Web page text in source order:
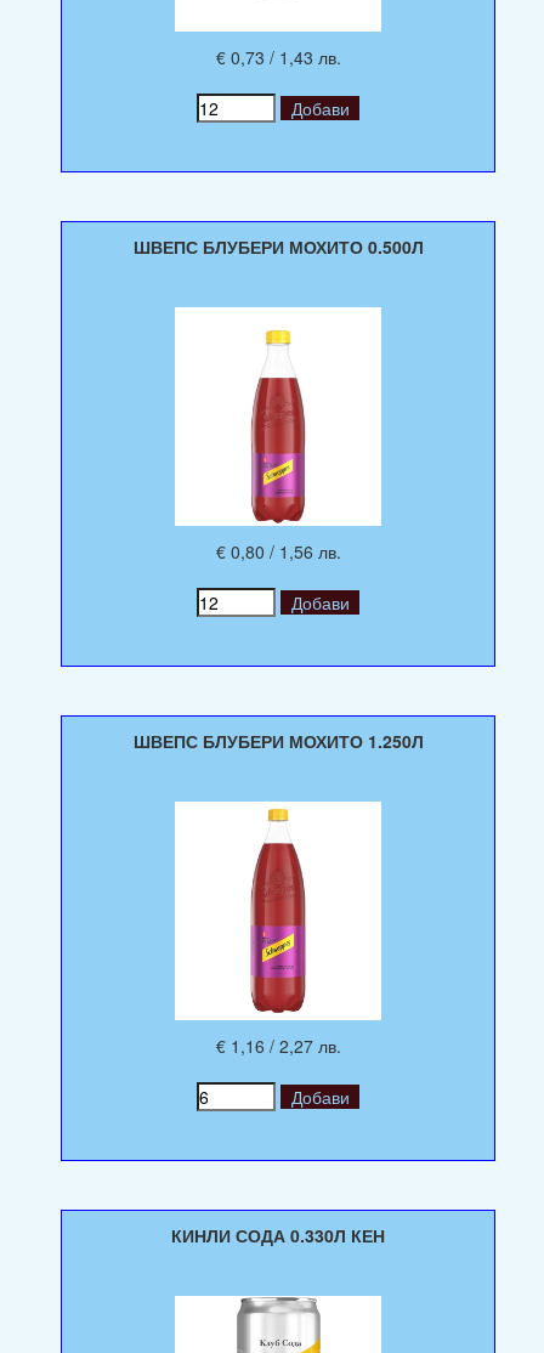
€ 0,73 / 1,43 лв.
ШВЕПС БЛУБЕРИ МОХИТО 0.500Л
€ 0,80 / 1,56 лв.
ШВЕПС БЛУБЕРИ МОХИТО 1.250Л
€ 1,16 / 2,27 лв.
КИНЛИ СОДА 0.330Л КЕН